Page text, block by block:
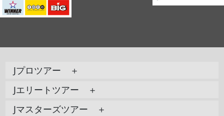
Jプロツアー ＋
Jエリートツアー ＋
Jマスターズツアー ＋